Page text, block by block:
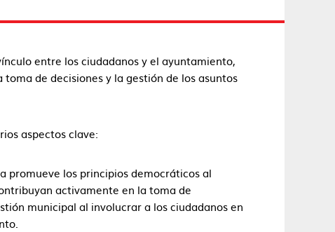
entre los ciudadanos y el ayuntamiento,
de decisiones y la gestión de los asuntos
aspectos clave:
promueve los principios democráticos al
activamente en la toma de
municipal al involucrar a los ciudadanos en